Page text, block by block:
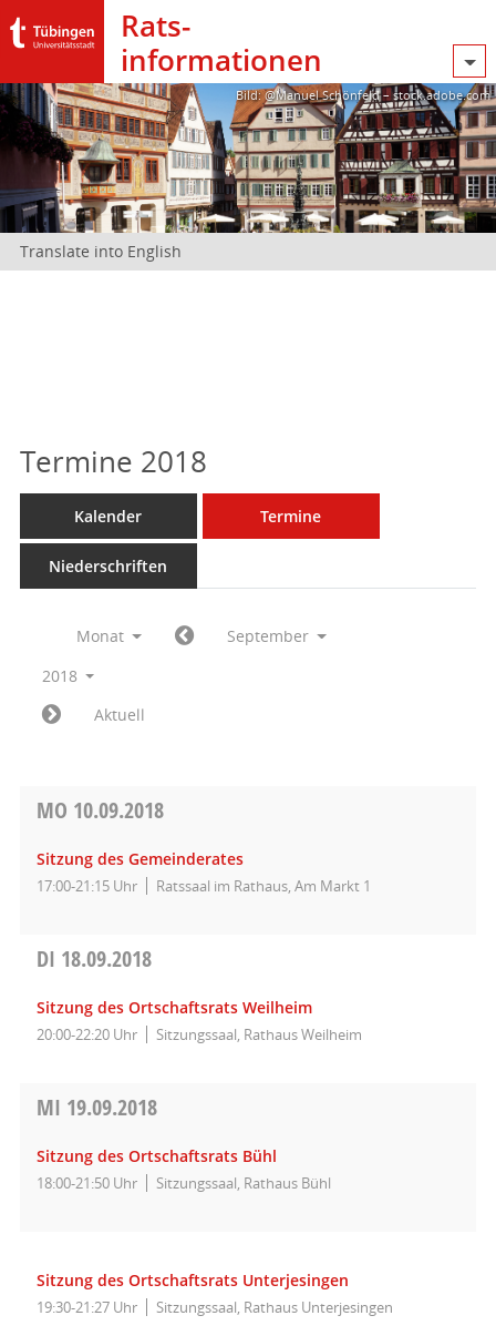
Rats­
informationen
Bild: @Manuel Schönfeld – stock.adobe.com
Translate into English
Termine 2018
Kalender Termine
Niederschriften
Monat
September
2018
Aktuell
MO 10.09.2018
Sitzung des Gemeinderates
17:00-21:15 Uhr Ratssaal im Rathaus, Am Markt 1
DI 18.09.2018
Sitzung des Ortschaftsrats Weilheim
20:00-22:20 Uhr Sitzungssaal, Rathaus Weilheim
MI 19.09.2018
Sitzung des Ortschaftsrats Bühl
18:00-21:50 Uhr Sitzungssaal, Rathaus Bühl
Sitzung des Ortschaftsrats Unterjesingen
19:30-21:27 Uhr Sitzungssaal, Rathaus Unterjesingen